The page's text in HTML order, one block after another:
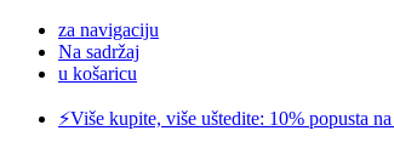
za navigaciju
Na sadržaj
u košaricu
⚡️Više kupite, više uštedite: 10% popusta